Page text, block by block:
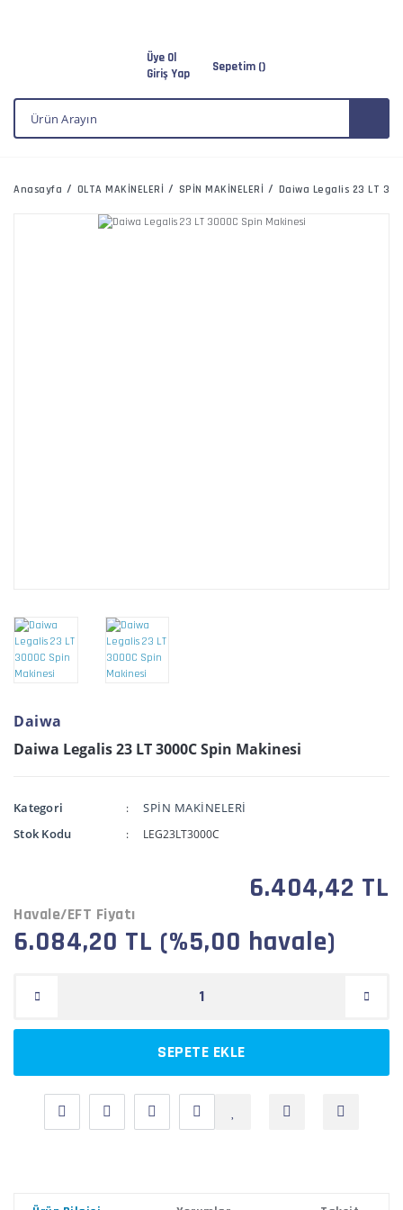
Üye Ol
Giriş Yap
Sepetim ()
Anasayfa OLTA MAKİNELERİ SPİN MAKİNELERİ Daiwa Legalis 23 LT
Daiwa
Daiwa Legalis 23 LT 3000C Spin Makinesi
Kategori
SPİN MAKİNELERİ
Stok Kodu
LEG23LT3000C
6.404,42 TL
Havale/EFT Fiyatı
6.084,20 TL (%5,00 havale)
SEPETE EKLE